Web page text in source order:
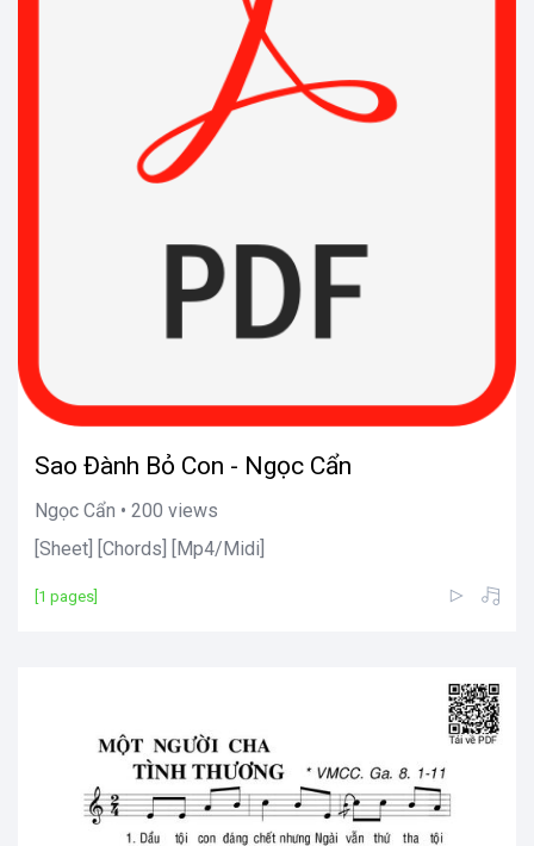
Sao Đành Bỏ Con - Ngọc Cẩn
Ngọc Cẩn • 200 views
[Sheet] [Chords] [Mp4/Midi]
[1 pages]